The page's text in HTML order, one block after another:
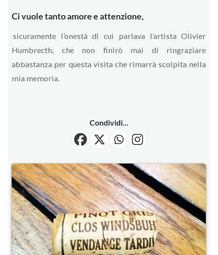
Ci vuole tanto amore e attenzione,
sicuramente l’onestà di cui parlava l’artista Olivier
Humbrecth, che non finirò mai di ringraziare
abbastanza per questa visita che rimarrà scolpita nella
mia memoria.
Condividi...